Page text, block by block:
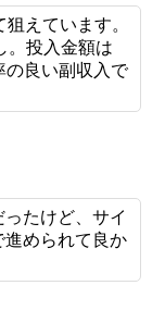
えています。
。投入金額は
の良い副収入で
たけど、サイ
進められて良か